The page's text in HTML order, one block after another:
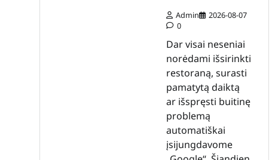
Admin
2026-08-07
0
Dar visai neseniai
norėdami išsirinkti
restoraną, surasti
pamatytą daiktą
ar išspręsti buitinę
problemą
automatiškai
įsijungdavome